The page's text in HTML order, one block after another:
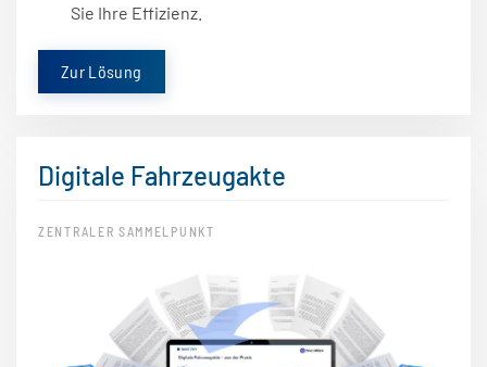
Sie Ihre Effizienz.
Zur Lösung
Digitale Fahrzeugakte
ZENTRALER SAMMELPUNKT